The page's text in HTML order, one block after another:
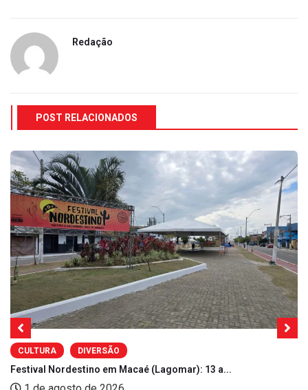
Redação
POST RELACIONADOS
CULTURA DIVERSÃO
Festival Nordestino em Macaé (Lagomar): 13 a...